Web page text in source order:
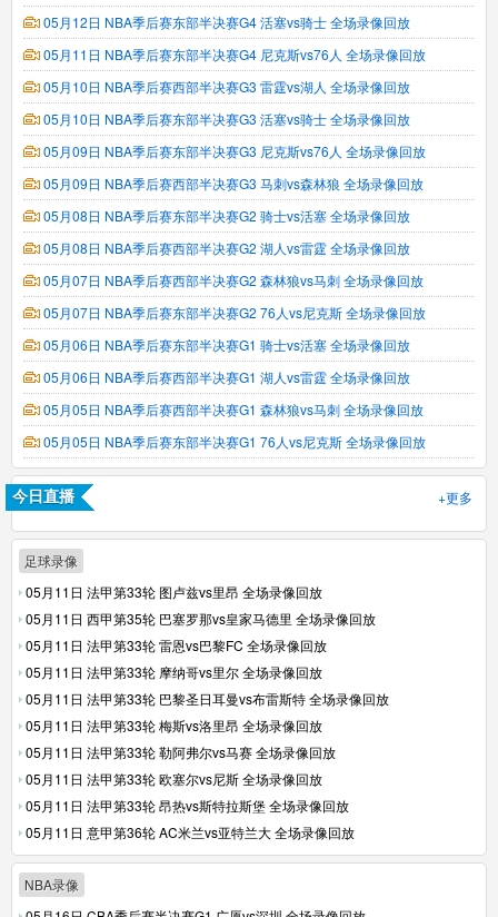
05月12日 NBA季后赛东部半决赛G4 活塞vs骑士 全场录像回放
05月11日 NBA季后赛东部半决赛G4 尼克斯vs76人 全场录像回放
05月10日 NBA季后赛西部半决赛G3 雷霆vs湖人 全场录像回放
05月10日 NBA季后赛东部半决赛G3 活塞vs骑士 全场录像回放
05月09日 NBA季后赛东部半决赛G3 尼克斯vs76人 全场录像回放
05月09日 NBA季后赛西部半决赛G3 马刺vs森林狼 全场录像回放
05月08日 NBA季后赛东部半决赛G2 骑士vs活塞 全场录像回放
05月08日 NBA季后赛西部半决赛G2 湖人vs雷霆 全场录像回放
05月07日 NBA季后赛西部半决赛G2 森林狼vs马刺 全场录像回放
05月07日 NBA季后赛东部半决赛G2 76人vs尼克斯 全场录像回放
05月06日 NBA季后赛东部半决赛G1 骑士vs活塞 全场录像回放
05月06日 NBA季后赛西部半决赛G1 湖人vs雷霆 全场录像回放
05月05日 NBA季后赛西部半决赛G1 森林狼vs马刺 全场录像回放
05月05日 NBA季后赛东部半决赛G1 76人vs尼克斯 全场录像回放
今日直播 +更多
足球录像
05月11日 法甲第33轮 图卢兹vs里昂 全场录像回放
05月11日 西甲第35轮 巴塞罗那vs皇家马德里 全场录像回放
05月11日 法甲第33轮 雷恩vs巴黎FC 全场录像回放
05月11日 法甲第33轮 摩纳哥vs里尔 全场录像回放
05月11日 法甲第33轮 巴黎圣日耳曼vs布雷斯特 全场录像回放
05月11日 法甲第33轮 梅斯vs洛里昂 全场录像回放
05月11日 法甲第33轮 勒阿弗尔vs马赛 全场录像回放
05月11日 法甲第33轮 欧塞尔vs尼斯 全场录像回放
05月11日 法甲第33轮 昂热vs斯特拉斯堡 全场录像回放
05月11日 意甲第36轮 AC米兰vs亚特兰大 全场录像回放
NBA录像